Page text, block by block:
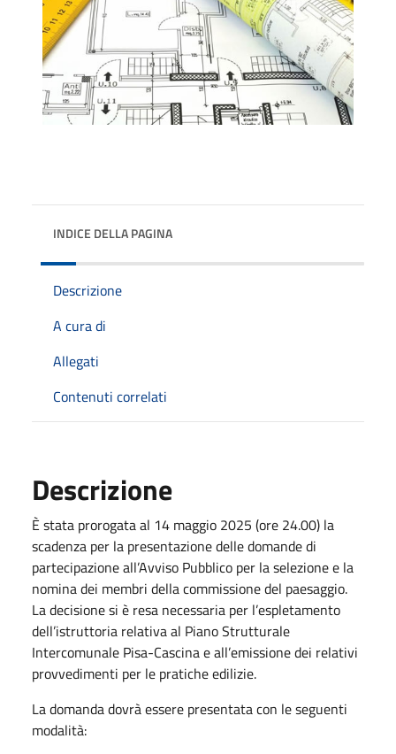
INDICE DELLA PAGINA
Descrizione
A cura di
Allegati
Contenuti correlati
Descrizione
È stata prorogata al 14 maggio 2025 (ore 24.00) la
scadenza per la presentazione delle domande di
partecipazione all’Avviso Pubblico per la selezione e la
nomina dei membri della commissione del paesaggio.
La decisione si è resa necessaria per l’espletamento
dell’istruttoria relativa al Piano Strutturale
Intercomunale Pisa-Cascina e all’emissione dei relativi
provvedimenti per le pratiche edilizie.
La domanda dovrà essere presentata con le seguenti
modalità: